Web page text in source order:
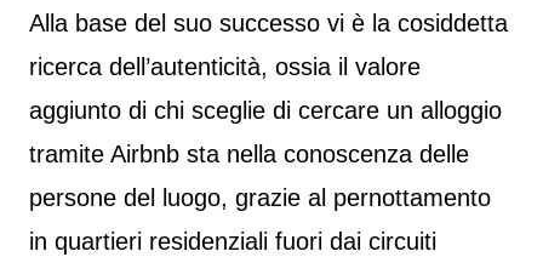
Alla base del suo successo vi è la cosiddetta
ricerca dell’autenticità, ossia il valore
aggiunto di chi sceglie di cercare un alloggio
tramite Airbnb sta nella conoscenza delle
persone del luogo, grazie al pernottamento
in quartieri residenziali fuori dai circuiti